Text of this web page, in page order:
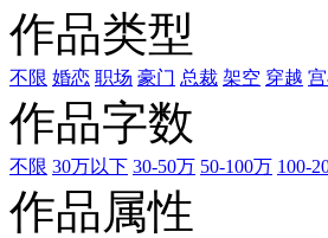
作品类型
不限 婚恋 职场 豪门 总裁 架空 穿越
作品字数
不限 30万以下 30-50万 50-100万 100-
作品属性